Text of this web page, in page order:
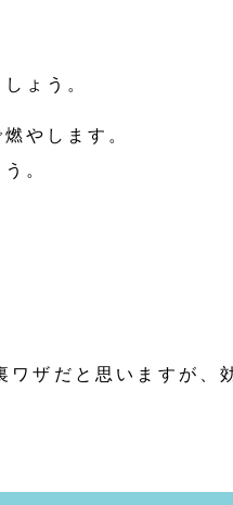
ょう。
やします。
。
ザだと思いますが、